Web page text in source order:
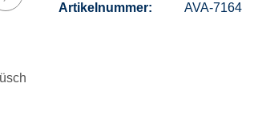
Artikelnummer: AVA-7164